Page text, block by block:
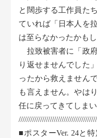
と闊歩する工作員た
ていれば「日本人を
は至らなかったかもし
拉致被害者に「政
り返せませんでした
ったから救えません
も言えません。やは
任に戻ってきてしまい
■ポスターVer. 24と